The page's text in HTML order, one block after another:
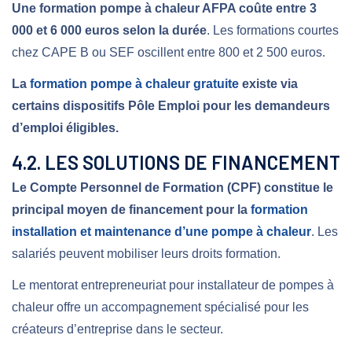
Une formation pompe à chaleur AFPA coûte entre 3
000 et 6 000 euros selon la durée. Les formations courtes
chez CAPE B ou SEF oscillent entre 800 et 2 500 euros.
La formation pompe à chaleur gratuite existe via
certains dispositifs Pôle Emploi pour les demandeurs
d’emploi éligibles.
4.2. LES SOLUTIONS DE FINANCEMENT
Le Compte Personnel de Formation (CPF) constitue le
principal moyen de financement pour la formation
installation et maintenance d’une pompe à chaleur. Les
salariés peuvent mobiliser leurs droits formation.
Le mentorat entrepreneuriat pour installateur de pompes à
chaleur offre un accompagnement spécialisé pour les
créateurs d’entreprise dans le secteur.